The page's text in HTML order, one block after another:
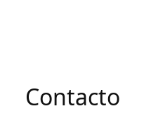
Contacto